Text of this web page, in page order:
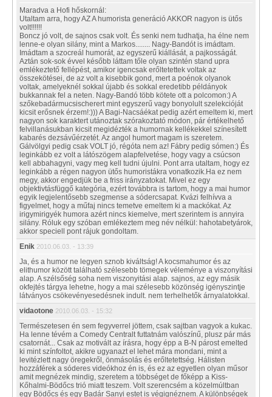
Maradva a Hofi hőskornál:
Utaltam arra, hogy AZ A humorista generáció AKKOR nagyon is ütős
volt!!!!!!
Boncz jó volt, de sajnos csak volt. És senki nem tudhatja, ha élne nem
lenne-e olyan silány, mint a Markos........ Nagy-Bandót is imádtam.
Imádtam a szocreál humorát, az egyszerű kiállását, a pajkosságát.
Aztán sok-sok évvel később láttam tőle olyan szintén stand upra
emlékeztető fellépést, amikor igencsak erőltetettek voltak az
összekötései, de az volt a kisebbik gond, mert a poénok olyanok
voltak, amelyeknél sokkal újabb és sokkal eredetibb példányok
bukkannak fel a neten. Nagy-Bandó több kötete ott a polcomon:) A
szőkebadármucsischerert mint egyszerű vagy bonyolult szelekcióját
kicsit erősnek érzem!:))) A Bagi-Nacsáékat pedig azért emeltem ki, mert
nagyon sok karaktert utánoztak szórakoztató módon, pár értékelhető
felvillanásukban kicsit megidézték a humornak kellékekkel színesített
kabarés dezsávűérzetét. Az angol humort magam is szeretem.
Gálvölgyi pedig csak VOLT jó, régóta nem az! Fábry pedig sómen:) És
leginkább ez volt a látószögem alapfelvetése, hogy vagy a csúcson
kell abbahagyni, vagy meg kell tudni újulni. Pont arra utaltam, hogy ez
leginkább a régen nagyon ütős humoristákra vonatkozik.Ha ez nem
megy, akkor engedjük be a friss irányzatokat. Mivel ez egy
objektivtásfüggő kategória, ezért továbbra is tartom, hogy a mai humor
egyik legjelentősebb szegmense a sódercsapat. Kvázi felhívva a
figyelmet, hogy a műfaj nincs temetve emeltem ki a mackókat. Az
irigymirigyék humora azért nincs kiemelve, mert szerintem is annyira
silány. Róluk egy szóban emlékeztem meg név nélkül: hahotabetyárok,
akkor speciell pont rájuk gondoltam.
Enik 2010.06.03. - 13:39
Ja, és a humor ne legyen sznob kiváltság! A kocsmahumor és az
elithumor között található szélesebb tömegek véleménye a viszonyítási
alap. A szélsőség soha nem viszonyitási alap. sajnos, az egy másik
okfejtés tárgya lehetne, hogy a mai szélesebb közönség igényszintje
látványos csökevényesedésnek indult. nem terhelhetők árnyalatokkal.
vidaotone 2010.06.03. - 15:32
Természetesen én sem fegyverrel jöttem, csak sajtban vagyok a kukac.
Ha lenne tévém a Comedy Centralt futtatnám valószínű, plusz pár más
csatornát... Csak az motivált az írásra, hogy épp a B-N párost emelted
ki mint színfoltot, akikre ugyanazt el lehet mára mondani, mint a
levitézlett nagy öregekről, önmásolás és erőltetettség. Hálisten
hozzáférek a sóderes videókhoz én is, és ez az egyetlen olyan műsor
amit megnézek mindig, szeretem a többséget de főképp a Kiss-
Kőhalmi-Bödőcs trió miatt teszem. Volt szerencsém a közelmúltban
egy Bödőcs és egy Badár Sanyi estet is végignéznem. A különbségek